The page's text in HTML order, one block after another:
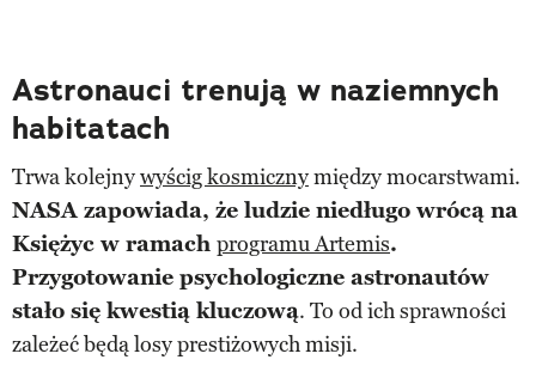
Astronauci trenują w naziemnych
habitatach
Trwa kolejnywyścig kosmicznymiędzy mocarstwami.
NASA zapowiada, że ludzie niedługo wrócą na
Księżyc w ramach programu Artemis.
Przygotowanie psychologiczne astronautów
stało się kwestią kluczową. To od ich sprawności
zależeć będą losy prestiżowych misji.